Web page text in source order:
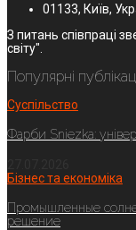
01133, Київ,
З питань співпраці
світу".
Популярні
Суспільство
Фарби Sniezka:
Бізнес та економіка
Промышленные
решение